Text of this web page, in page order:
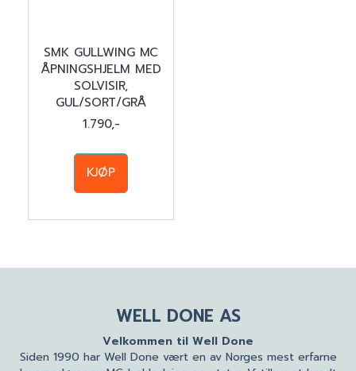
SMK GULLWING MC
ÅPNINGSHJELM MED
SOLVISIR,
GUL/SORT/GRÅ
1.790,-
KJØP
WELL DONE AS
Velkommen til Well Done
Siden 1990 har Well Done vært en av Norges mest erfarne